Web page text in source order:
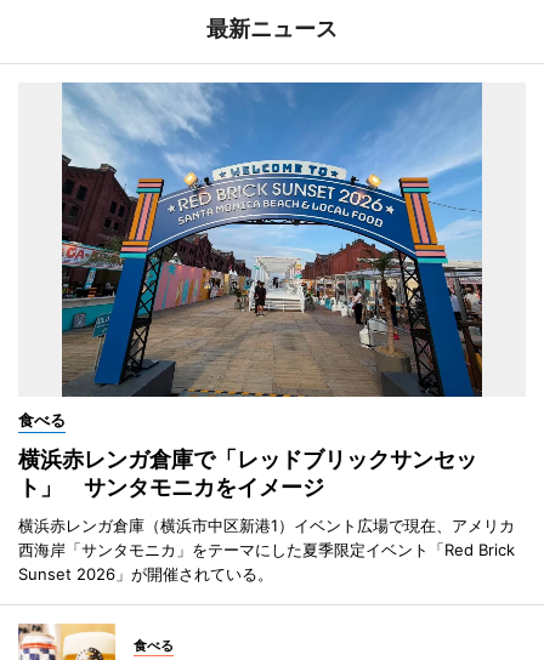
最新ニュース
食べる
横浜赤レンガ倉庫で「レッドブリックサンセッ
ト」 サンタモニカをイメージ
横浜赤レンガ倉庫（横浜市中区新港1）イベント広場で現在、アメリカ
西海岸「サンタモニカ」をテーマにした夏季限定イベント「Red Brick
Sunset 2026」が開催されている。
食べる